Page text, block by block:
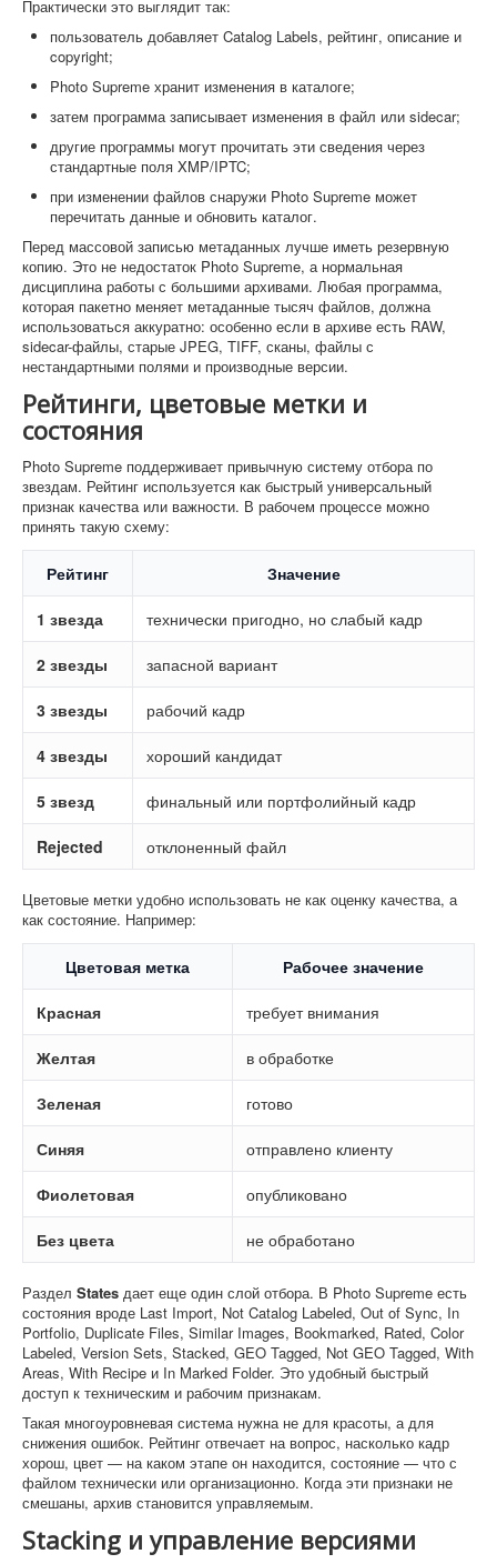
Практически это выглядит так:
пользователь добавляет Catalog Labels, рейтинг, описание и
copyright;
Photo Supreme хранит изменения в каталоге;
затем программа записывает изменения в файл или sidecar;
другие программы могут прочитать эти сведения через
стандартные поля XMP/IPTC;
при изменении файлов снаружи Photo Supreme может
перечитать данные и обновить каталог.
Перед массовой записью метаданных лучше иметь резервную
копию. Это не недостаток Photo Supreme, а нормальная
дисциплина работы с большими архивами. Любая программа,
которая пакетно меняет метаданные тысяч файлов, должна
использоваться аккуратно: особенно если в архиве есть RAW,
sidecar-файлы, старые JPEG, TIFF, сканы, файлы с
нестандартными полями и производные версии.
Рейтинги, цветовые метки и
состояния
Photo Supreme поддерживает привычную систему отбора по
звездам. Рейтинг используется как быстрый универсальный
признак качества или важности. В рабочем процессе можно
принять такую схему:
Рейтинг Значение
1 звезда технически пригодно, но слабый кадр
2 звезды запасной вариант
3 звезды рабочий кадр
4 звезды хороший кандидат
5 звезд финальный или портфолийный кадр
Rejected отклоненный файл
Цветовые метки удобно использовать не как оценку качества, а
как состояние. Например:
Цветовая метка Рабочее значение
Красная требует внимания
Желтая в обработке
Зеленая готово
Синяя отправлено клиенту
Фиолетовая опубликовано
Без цвета не обработано
Раздел States дает еще один слой отбора. В Photo Supreme есть
состояния вроде Last Import, Not Catalog Labeled, Out of Sync, In
Portfolio, Duplicate Files, Similar Images, Bookmarked, Rated, Color
Labeled, Version Sets, Stacked, GEO Tagged, Not GEO Tagged, With
Areas, With Recipe и In Marked Folder. Это удобный быстрый
доступ к техническим и рабочим признакам.
Такая многоуровневая система нужна не для красоты, а для
снижения ошибок. Рейтинг отвечает на вопрос, насколько кадр
хорош, цвет — на каком этапе он находится, состояние — что с
файлом технически или организационно. Когда эти признаки не
смешаны, архив становится управляемым.
Stacking и управление версиями